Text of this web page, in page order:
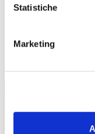
Statistiche
Marketing
TUTTE LE